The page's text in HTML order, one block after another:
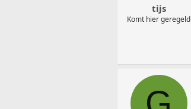
tijs
Komt hier geregeld